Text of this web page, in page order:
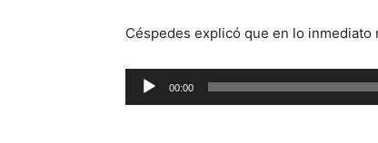
Céspedes explicó que en lo
Reproductor
de
00:00